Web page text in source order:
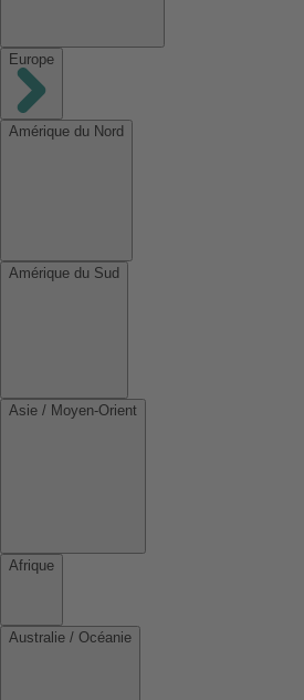
Europe
Amérique du Nord
Amérique du Sud
Asie / Moyen-Orient
Afrique
Australie / Océanie